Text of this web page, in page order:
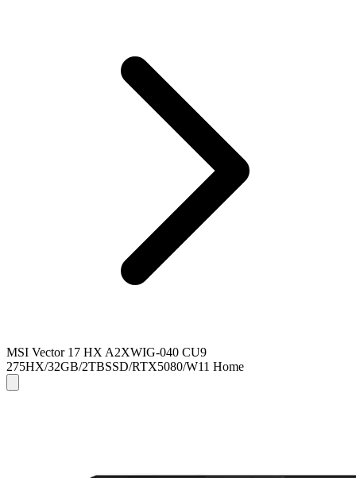
MSI Vector 17 HX A2XWIG-040 CU9
275HX/32GB/2TBSSD/RTX5080/W11 Home